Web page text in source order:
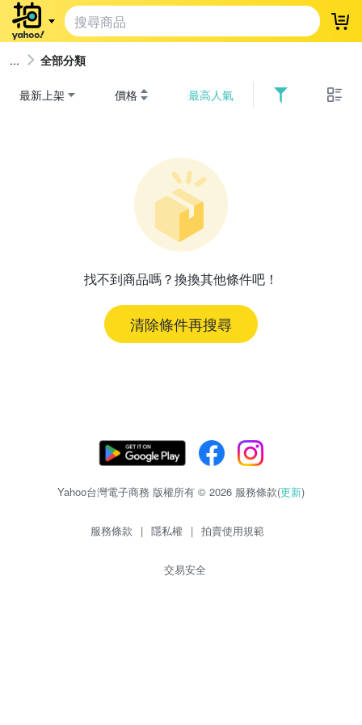
登
全部分類
最新上架 價格 最高人氣
找不到商品嗎？換換其他條件吧！
清除條件再搜尋
Yahoo台灣電子商務 版權所有 © 2026 服務條款(更新)
服務條款 | 隱私權 | 拍賣使用規範
交易安全